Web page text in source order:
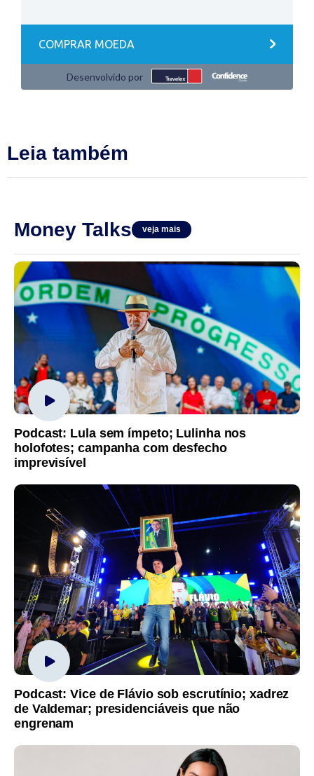
Leia também
Money Talks veja mais
Podcast: Lula sem ímpeto; Lulinha nos
holofotes; campanha com desfecho
imprevisível
Podcast: Vice de Flávio sob escrutínio; xadrez
de Valdemar; presidenciáveis que não
engrenam